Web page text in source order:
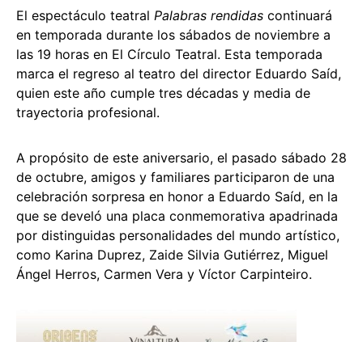
El espectáculo teatral Palabras rendidas continuará
en temporada durante los sábados de noviembre a
las 19 horas en El Círculo Teatral. Esta temporada
marca el regreso al teatro del director Eduardo Saíd,
quien este año cumple tres décadas y media de
trayectoria profesional.
A propósito de este aniversario, el pasado sábado 28
de octubre, amigos y familiares participaron de una
celebración sorpresa en honor a Eduardo Saíd, en la
que se develó una placa conmemorativa apadrinada
por distinguidas personalidades del mundo artístico,
como Karina Duprez, Zaide Silvia Gutiérrez, Miguel
Ángel Herros, Carmen Vera y Víctor Carpinteiro.